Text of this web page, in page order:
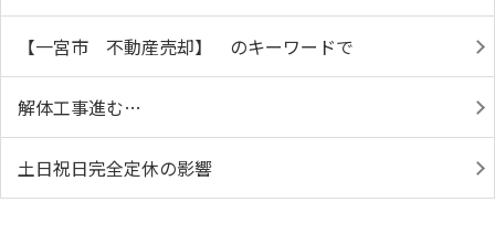
【一宮市 不動産売却】 のキーワードで
解体工事進む…
土日祝日完全定休の影響